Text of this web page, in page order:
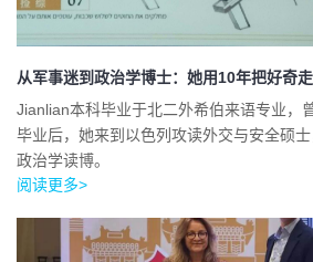
从军事迷到政治学博士：她用10年把好奇
Jianlian本科毕业于北二外希伯来语专业，
毕业后，她来到以色列攻读外交与安全硕
政治学读博。
阅读更多>